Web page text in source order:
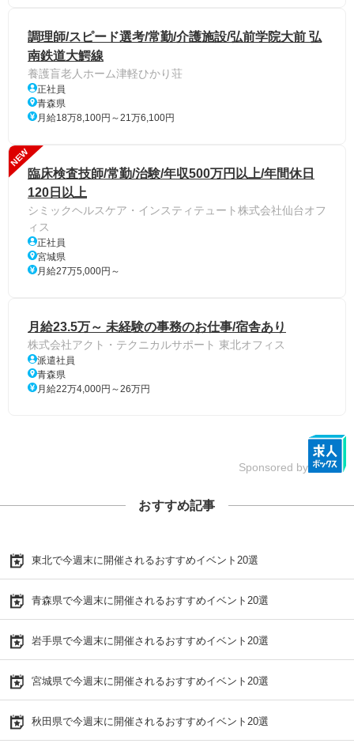
調理師/スピード選考/常勤/介護施設/弘前学院大前 弘
南鉄道大鰐線
養護盲老人ホーム津軽ひかり荘
正社員
青森県
月給18万8,100円～21万6,100円
NEW
臨床検査技師/常勤/治験/年収500万円以上/年間休日
120日以上
シミックヘルスケア・インスティテュート株式会社仙台オフ
ィス
正社員
宮城県
月給27万5,000円～
月給23.5万～ 未経験の事務のお仕事/宿舎あり
株式会社アクト・テクニカルサポート 東北オフィス
派遣社員
青森県
月給22万4,000円～26万円
Sponsored by
おすすめ記事
東北で今週末に開催されるおすすめイベント20選
青森県で今週末に開催されるおすすめイベント20選
岩手県で今週末に開催されるおすすめイベント20選
宮城県で今週末に開催されるおすすめイベント20選
秋田県で今週末に開催されるおすすめイベント20選